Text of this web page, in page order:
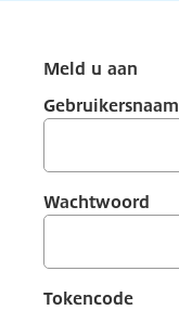
Meld u aan
Gebruikersnaam
Wachtwoord
Tokencode